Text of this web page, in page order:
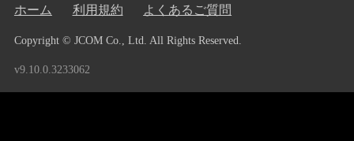
ホーム 利用規約 よくあるご質問
Copyright © JCOM Co., Ltd. All Rights Reserved.
v9.10.0.3233062